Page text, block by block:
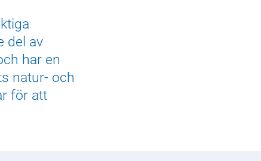
del av
har en
natur- och
för att